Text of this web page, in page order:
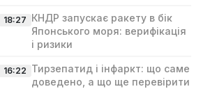
18:27 КНДР запускає ракету в бік
Японського моря: верифікація
і ризики
16:22 Тирзепатид і інфаркт: що саме
доведено, а що ще перевірити